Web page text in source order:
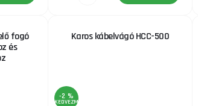
fogó
és
Karos kábelvágó HCC-500
-2 %
KEDVEZMÉNY